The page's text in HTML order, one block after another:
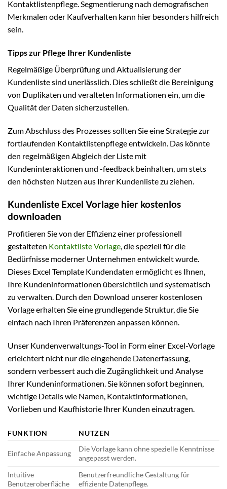
Kontaktlistenpflege. Segmentierung nach demografischen
Merkmalen oder Kaufverhalten kann hier besonders hilfreich
sein.
Tipps zur Pflege Ihrer Kundenliste
Regelmäßige Überprüfung und Aktualisierung der
Kundenliste sind unerlässlich. Dies schließt die Bereinigung
von Duplikaten und veralteten Informationen ein, um die
Qualität der Daten sicherzustellen.
Zum Abschluss des Prozesses sollten Sie eine Strategie zur
fortlaufenden Kontaktlistenpflege entwickeln. Das könnte
den regelmäßigen Abgleich der Liste mit
Kundeninteraktionen und -feedback beinhalten, um stets
den höchsten Nutzen aus Ihrer Kundenliste zu ziehen.
Kundenliste Excel Vorlage hier kostenlos
downloaden
Profitieren Sie von der Effizienz einer professionell
gestalteten Kontaktliste Vorlage, die speziell für die
Bedürfnisse moderner Unternehmen entwickelt wurde.
Dieses Excel Template Kundendaten ermöglicht es Ihnen,
Ihre Kundeninformationen übersichtlich und systematisch
zu verwalten. Durch den Download unserer kostenlosen
Vorlage erhalten Sie eine grundlegende Struktur, die Sie
einfach nach Ihren Präferenzen anpassen können.
Unser Kundenverwaltungs-Tool in Form einer Excel-Vorlage
erleichtert nicht nur die eingehende Datenerfassung,
sondern verbessert auch die Zugänglichkeit und Analyse
Ihrer Kundeninformationen. Sie können sofort beginnen,
wichtige Details wie Namen, Kontaktinformationen,
Vorlieben und Kaufhistorie Ihrer Kunden einzutragen.
FUNKTION NUTZEN
Einfache Anpassung
Die Vorlage kann ohne spezielle Kenntnisse
angepasst werden.
Intuitive
Benutzeroberfläche
Benutzerfreundliche Gestaltung für
effiziente Datenpflege.